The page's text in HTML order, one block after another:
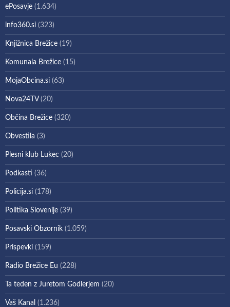
ePosavje (1.634)
info360.si (323)
Knjižnica Brežice (19)
Komunala Brežice (15)
MojaObcina.si (63)
Nova24TV(20)
Občina Brežice (320)
Obvestila (3)
Plesni klub Lukec (20)
Podkasti (36)
Policija.si (178)
Politika Slovenije (39)
Posavski Obzornik (1.059)
Prispevki (159)
Radio Brežice Eu (228)
Ta teden z Juretom Godlerjem (20)
Vaš Kanal (1.236)